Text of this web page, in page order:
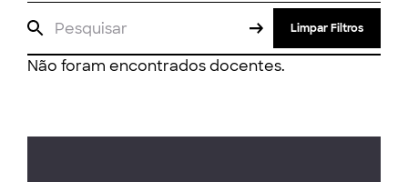
Limpar Filtros
Não foram encontrados docentes.